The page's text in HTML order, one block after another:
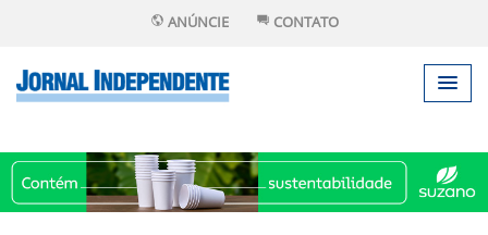
ANÚNCIE CONTATO